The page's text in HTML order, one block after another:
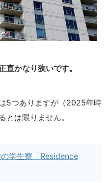
直かなり狭いです。
5つありますが（2025年時
とは限りません。
学生寮「Residence